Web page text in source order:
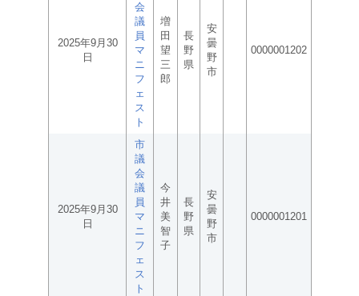
2025年9月30
日
会
議
員
マ
ニ
フ
ェ
ス
ト
増
田
望
三
郎
長
野
県
安
曇
野
市
0000001202
2025年9月30
日
市
議
会
議
員
マ
ニ
フ
ェ
ス
ト
今
井
美
智
子
長
野
県
安
曇
野
市
0000001201